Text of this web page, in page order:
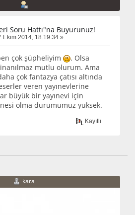
Soru Hattı"na Buyurunuz!
Ekim 2014, 18:19:34 »
çok şüpheliyim
. Olsa
mutlu olurum. Ama
çok fantazya çatısı altında
veren yayınevlerine
büyük bir yayınevi için
olma durumumuz yüksek.
Kayıtlı
kara